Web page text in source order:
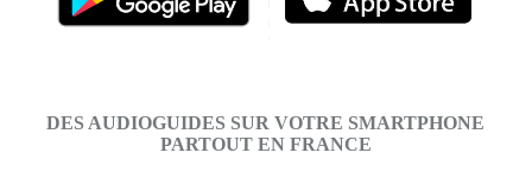
DES AUDIOGUIDES SUR VOTRE SMARTPHONE
PARTOUT EN FRANCE